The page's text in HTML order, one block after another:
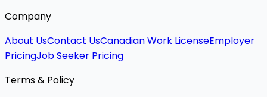
Company
About UsContact UsCanadian Work LicenseEmployer
PricingJob Seeker Pricing
Terms & Policy